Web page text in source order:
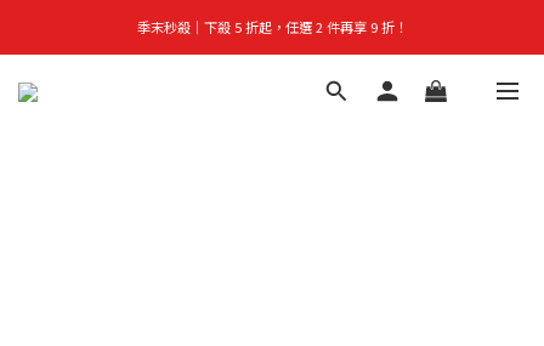
首購禮｜加入會員＞滿$999超取免運費！
季末秒殺｜下殺 5 折起，任選 2 件再享 9 折！
👑立即成為VIP｜全館商品 75 折起！